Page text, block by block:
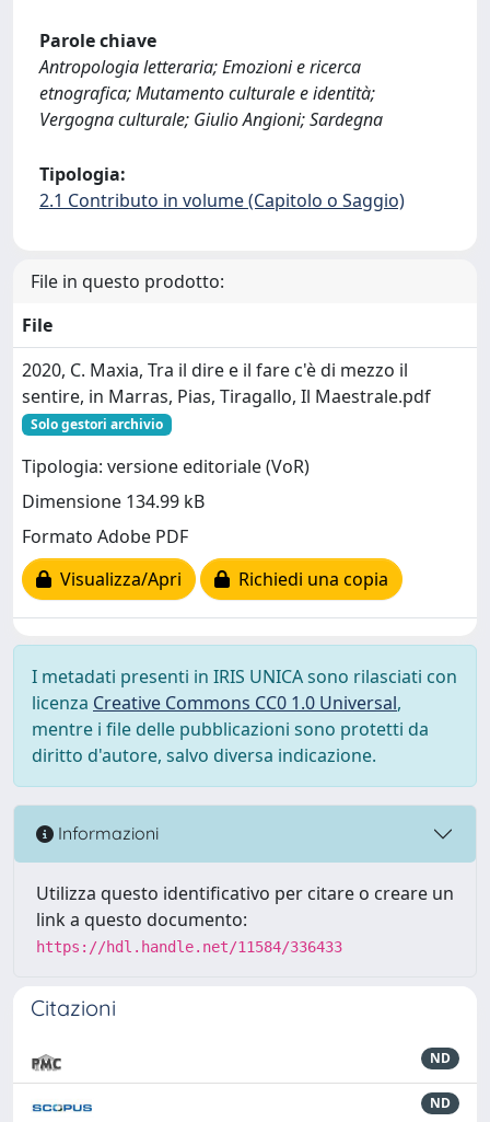
Parole chiave
Antropologia letteraria; Emozioni e ricerca
etnografica; Mutamento culturale e identità;
Vergogna culturale; Giulio Angioni; Sardegna
Tipologia:
2.1 Contributo in volume (Capitolo o Saggio)
File in questo prodotto:
File
2020, C. Maxia, Tra il dire e il fare c'è di mezzo il
sentire, in Marras, Pias, Tiragallo, Il Maestrale.pdf
Solo gestori archivio
Tipologia: versione editoriale (VoR)
Dimensione 134.99 kB
Formato Adobe PDF
Visualizza/Apri
Richiedi una copia
I metadati presenti in IRIS UNICA sono rilasciati con
licenza Creative Commons CC0 1.0 Universal,
mentre i file delle pubblicazioni sono protetti da
diritto d'autore, salvo diversa indicazione.
Informazioni
Utilizza questo identificativo per citare o creare un
link a questo documento:
https://hdl.handle.net/11584/336433
Citazioni
ND
ND